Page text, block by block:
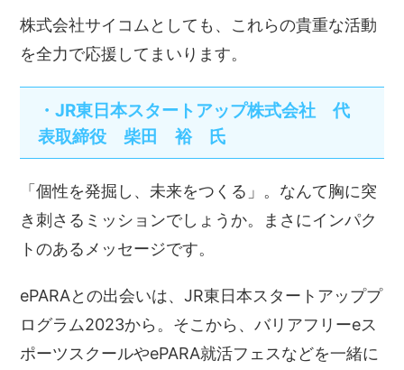
株式会社サイコムとしても、これらの貴重な活動
を全力で応援してまいります。
・JR東日本スタートアップ株式会社 代
表取締役 柴田 裕 氏
「個性を発掘し、未来をつくる」。なんて胸に突
き刺さるミッションでしょうか。まさにインパク
トのあるメッセージです。
ePARAとの出会いは、JR東日本スタートアッププ
ログラム2023から。そこから、バリアフリーeス
ポーツスクールやePARA就活フェスなどを一緒に